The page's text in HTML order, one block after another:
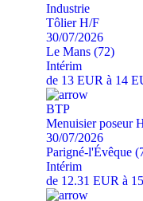
Industrie
Tôlier H/F
30/07/2026
Le Mans (72)
Intérim
de 13 EUR à 14
BTP
Menuisier poseur
30/07/2026
Parigné-l'Évêque
Intérim
de 12.31 EUR à